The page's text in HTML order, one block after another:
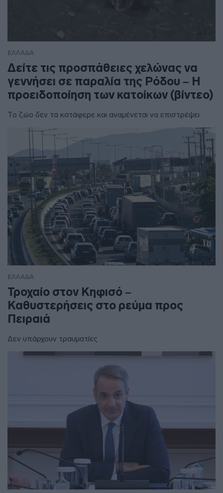
ΕΛΛΑΔΑ
Δείτε τις προσπάθειες χελώνας να
γεννήσει σε παραλία της Ρόδου – Η
προειδοποίηση των κατοίκων (βίντεο)
Το ζώο δεν τα κατάφερε και αναμένεται να επιστρέψει
ΕΛΛΑΔΑ
Τροχαίο στον Κηφισό –
Καθυστερήσεις στο ρεύμα προς
Πειραιά
Δεν υπάρχουν τραυματίες